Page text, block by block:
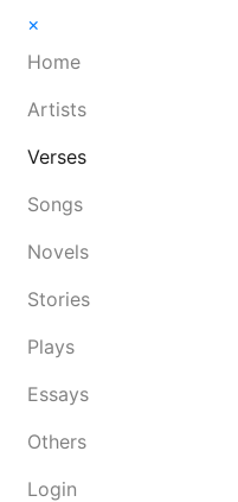
×
Home
Artists
Verses
Songs
Novels
Stories
Plays
Essays
Others
Login